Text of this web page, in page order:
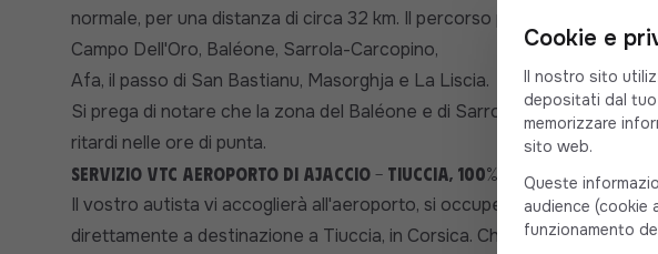
normale, per una distanza di circa 32 km. Il percorso passa per :
Campo Dell'Oro, Baléone, Sarrola-Carcopino,
Afa, il passo di San Bastianu, Masorghja e La Liscia.
Si prega di notare che la zona del Baléone e di Sarrola-Carcopino può
ritardi nelle ore di punta.
Servizio VTC aeroporto di Ajaccio - Tiuccia, 100% personalizzato
Il vostro autista vi accoglierà all'aeroporto, si occuperà dei vostri
direttamente a destinazione a Tiuccia, in Corsica. Che siate da soli, in
Cookie e
Il nostro sito
depositati dal
memorizzare
sito web.
Queste
audience (cookie
funzionamento